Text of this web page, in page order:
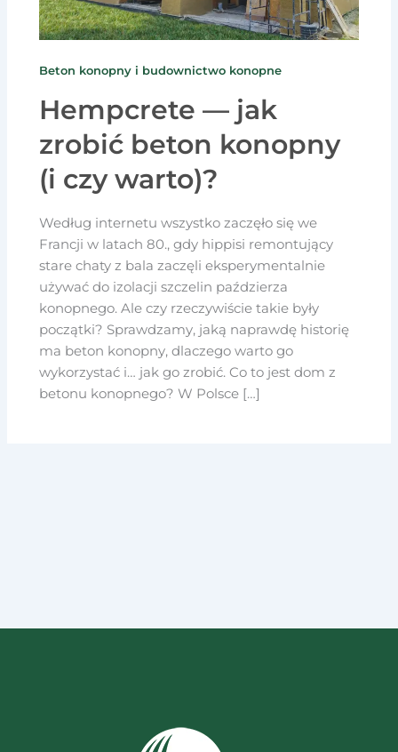
Beton konopny i budownictwo konopne
Hempcrete — jak
zrobić beton konopny
(i czy warto)?
Według internetu wszystko zaczęło się we
Francji w latach 80., gdy hippisi remontujący
stare chaty z bala zaczęli eksperymentalnie
używać do izolacji szczelin paździerza
konopnego. Ale czy rzeczywiście takie były
początki? Sprawdzamy, jaką naprawdę historię
ma beton konopny, dlaczego warto go
wykorzystać i… jak go zrobić. Co to jest dom z
betonu konopnego? W Polsce […]